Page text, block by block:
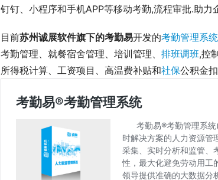
钉钉、小程序和手机APP等移动考勤,流程审批.助
目前苏州诚展软件旗下的考勤易开发的考勤管理系统
考勤管理、就餐宿舍管理、培训管理、 排班调班,控
所得税计算、工资项目、高温费补贴和社保公积金